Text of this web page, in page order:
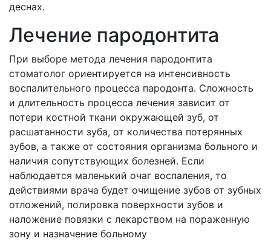
деснах.
Лечение пародонтита
При выборе метода лечения пародонтита
стоматолог ориентируется на интенсивность
воспалительного процесса пародонта. Сложность
и длительность процесса лечения зависит от
потери костной ткани окружающей зуб, от
расшатанности зуба, от количества потерянных
зубов, а также от состояния организма больного и
наличия сопутствующих болезней. Если
наблюдается маленький очаг воспаления, то
действиями врача будет очищение зубов от зубных
отложений, полировка поверхности зубов и
наложение повязки с лекарством на пораженную
зону и назначение больному